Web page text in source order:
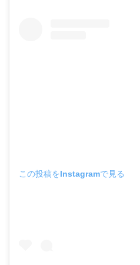
この投稿をInstagramで見る